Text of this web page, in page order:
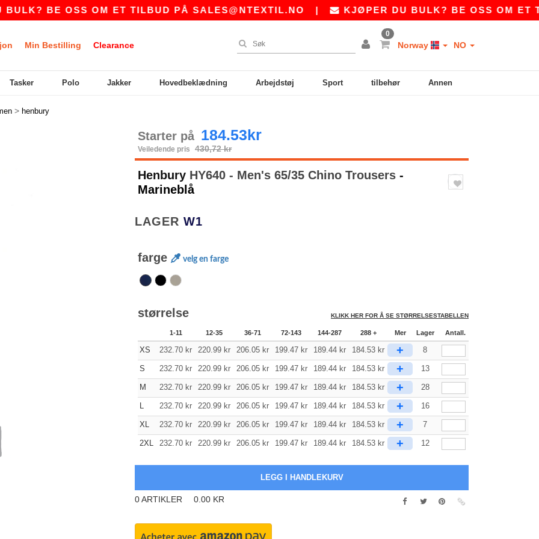
BE OSS OM ET TILBUD PÅSALES@NTEXTIL.NO| KJØPER DU BULK? BE OSS OM ET
Min Bestilling Clearance
0
Norway NO
Tasker Polo Jakker Hovedbeklædning Arbejdstøj Sport tilbehør Annen
> henbury
Starter på 184.53kr
Veiledende pris 430,72 kr
Henbury HY640 - Men's 65/35 Chino Trousers -
Marineblå
LAGER W1
farge velg en farge
størrelse KLIKK HER FOR Å SE STØRRELSESTABELLEN
1-11 12-35 36-71 72-143 144-287 288 + Mer Lager Antall.
XS 232.70 kr 220.99 kr 206.05 kr 199.47 kr 189.44 kr 184.53 kr + 8
S 232.70 kr 220.99 kr 206.05 kr 199.47 kr 189.44 kr 184.53 kr + 13
M 232.70 kr 220.99 kr 206.05 kr 199.47 kr 189.44 kr 184.53 kr + 28
L 232.70 kr 220.99 kr 206.05 kr 199.47 kr 189.44 kr 184.53 kr + 16
XL 232.70 kr 220.99 kr 206.05 kr 199.47 kr 189.44 kr 184.53 kr + 7
2XL 232.70 kr 220.99 kr 206.05 kr 199.47 kr 189.44 kr 184.53 kr + 12
0ARTIKLER 0.00 KR